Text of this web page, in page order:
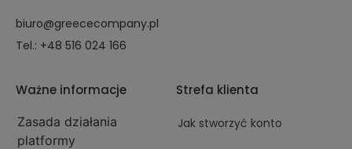
biuro@greececompany.pl
Tel.: +48 516 024 166
Ważne informacje
Zasada działania
platformy
Strefa klienta
Jak stworzyć konto